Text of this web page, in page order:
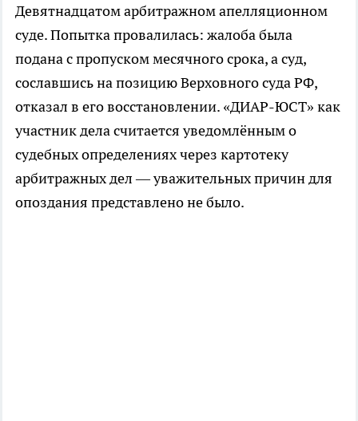
Девятнадцатом арбитражном апелляционном
суде. Попытка провалилась: жалоба была
подана с пропуском месячного срока, а суд,
сославшись на позицию Верховного суда РФ,
отказал в его восстановлении. «ДИАР-ЮСТ» как
участник дела считается уведомлённым о
судебных определениях через картотеку
арбитражных дел — уважительных причин для
опоздания представлено не было.